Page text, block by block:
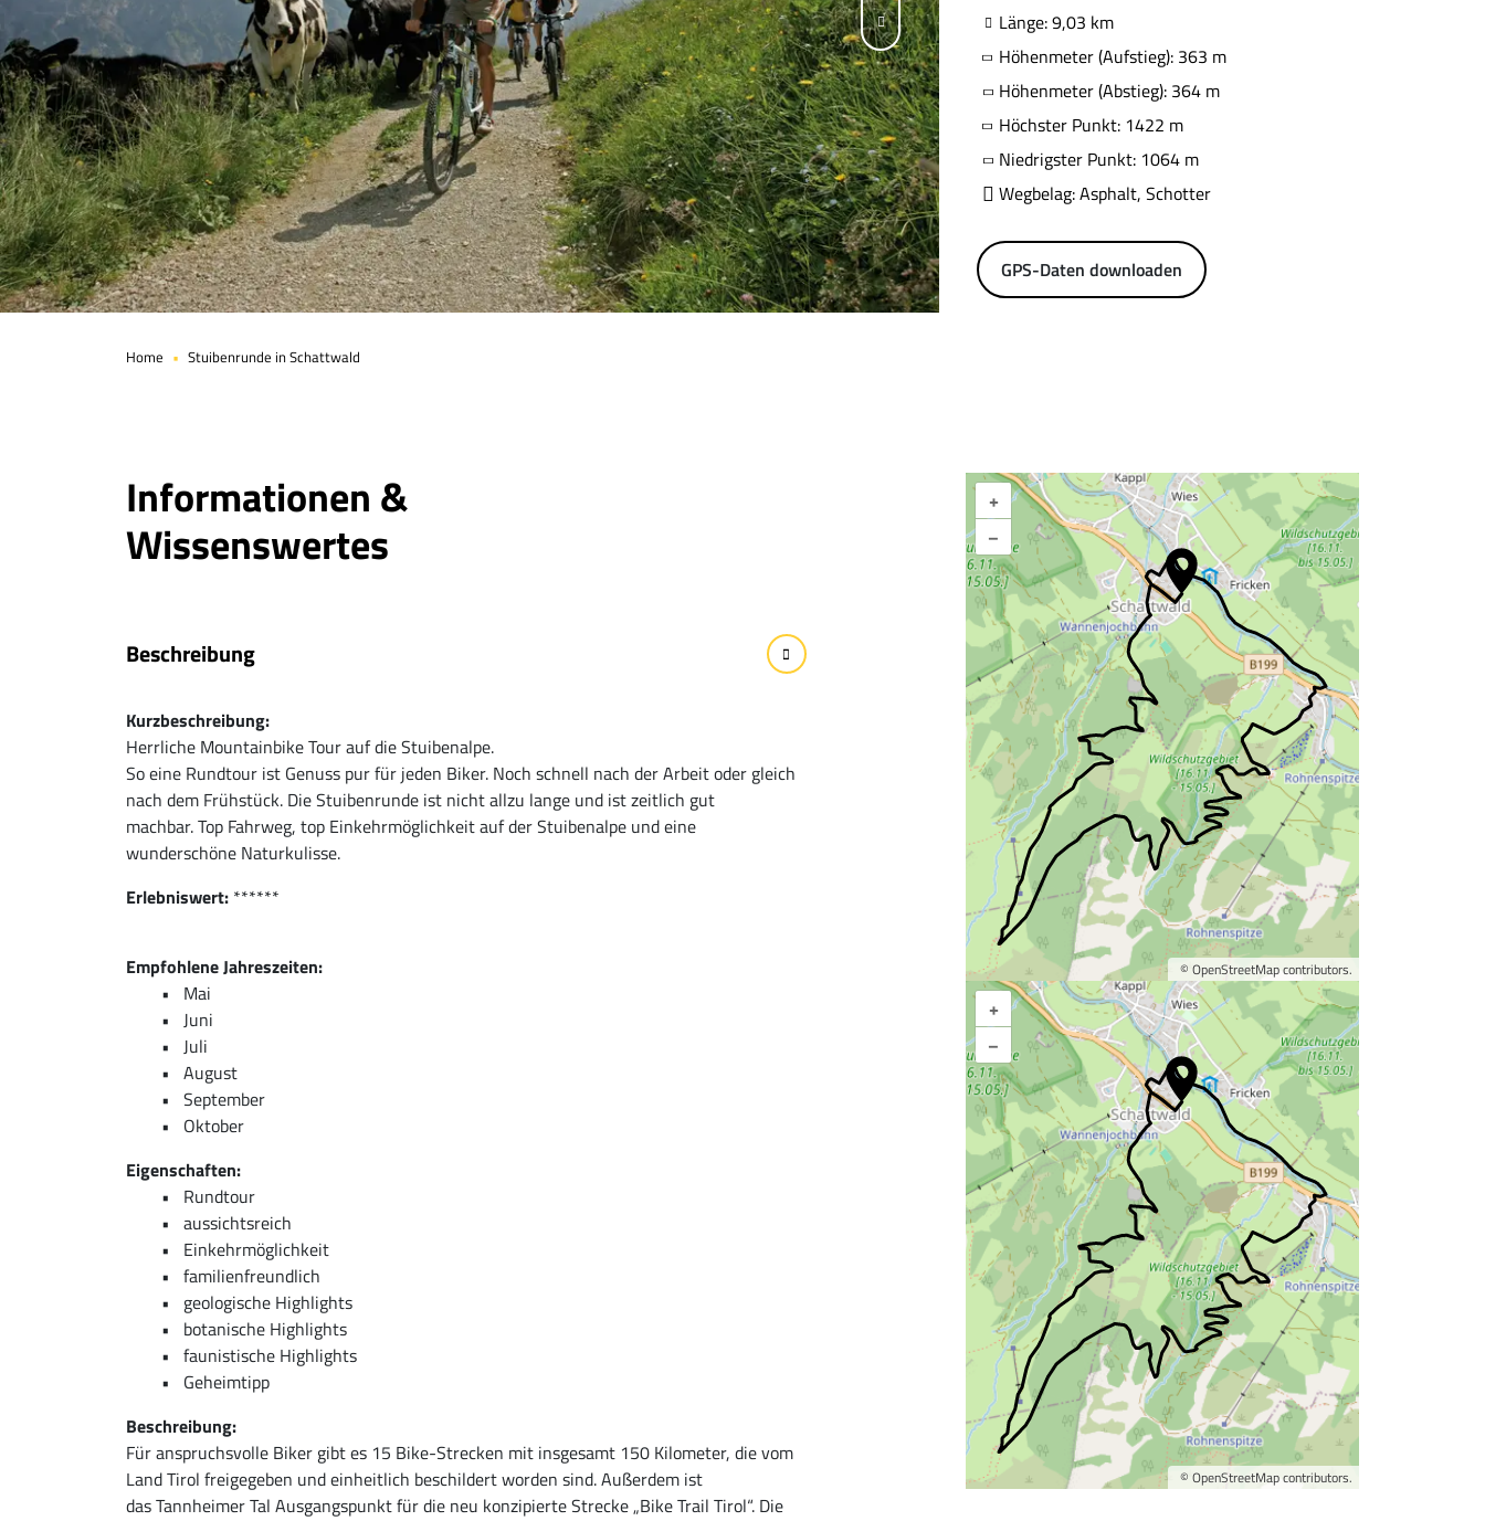
Home Stuibenrunde in Schattwald
Länge: 9,03 km
Höhenmeter (Aufstieg): 363 m
Höhenmeter (Abstieg): 364 m
Höchster Punkt: 1422 m
Niedrigster Punkt: 1064 m
Wegbelag: Asphalt, Schotter
GPS-Daten downloaden
+
–
© OpenStreetMapcontributors.
+
–
© OpenStreetMapcontributors.
Karte vergrößern
Informationen &
Wissenswertes
Beschreibung
Kurzbeschreibung:
Herrliche Mountainbike Tour auf die Stuibenalpe.
So eine Rundtour ist Genuss pur für jeden Biker. Noch schnell nach der Arbeit oder gleich
nach dem Frühstück. Die Stuibenrunde ist nicht allzu lange und ist zeitlich gut
machbar. Top Fahrweg, top Einkehrmöglichkeit auf der Stuibenalpe und eine
wunderschöne Naturkulisse.
Erlebniswert: ******
Empfohlene Jahreszeiten:
Mai
Juni
Juli
August
September
Oktober
Eigenschaften:
Rundtour
aussichtsreich
Einkehrmöglichkeit
familienfreundlich
geologische Highlights
botanische Highlights
faunistische Highlights
Geheimtipp
Beschreibung:
Für anspruchsvolle Biker gibt es 15 Bike-Strecken mit insgesamt 150 Kilometer, die vom
Land Tirol freigegeben und einheitlich beschildert worden sind. Außerdem ist
das Tannheimer Tal Ausgangspunkt für die neu konzipierte Strecke „Bike Trail Tirol“. Die